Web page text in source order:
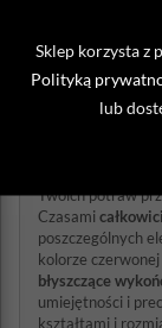
Sklep korzysta z
Polityką
lub
Zastawa
Po owocnej
prezentacji na
inspiracją do
dwumateriałowy
Twoich potraw
Czasami
poszczególnych
kolorze czerwonej
błyszczące
umiejętności i
kształtami i